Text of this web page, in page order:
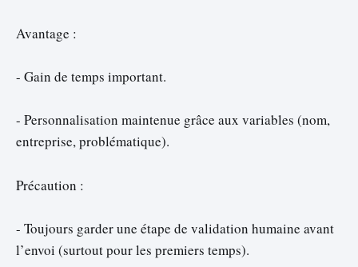
Avantage :
- Gain de temps important.
- Personnalisation maintenue grâce aux variables (nom,
entreprise, problématique).
Précaution :
- Toujours garder une étape de validation humaine avant
l’envoi (surtout pour les premiers temps).